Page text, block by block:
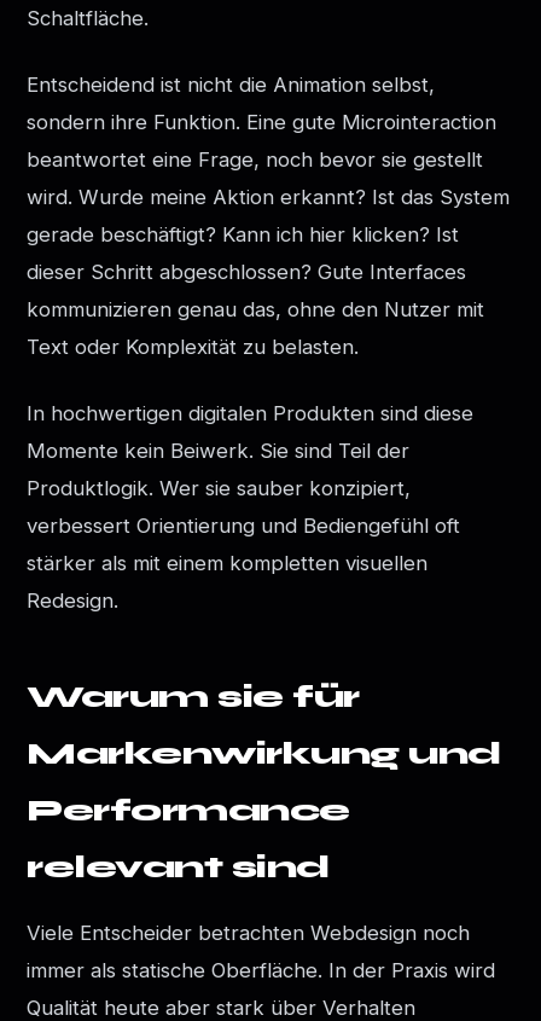
Schaltfläche.
Entscheidend ist nicht die Animation selbst,
sondern ihre Funktion. Eine gute Microinteraction
beantwortet eine Frage, noch bevor sie gestellt
wird. Wurde meine Aktion erkannt? Ist das System
gerade beschäftigt? Kann ich hier klicken? Ist
dieser Schritt abgeschlossen? Gute Interfaces
kommunizieren genau das, ohne den Nutzer mit
Text oder Komplexität zu belasten.
In hochwertigen digitalen Produkten sind diese
Momente kein Beiwerk. Sie sind Teil der
Produktlogik. Wer sie sauber konzipiert,
verbessert Orientierung und Bediengefühl oft
stärker als mit einem kompletten visuellen
Redesign.
Warum sie für
Markenwirkung und
Performance
relevant sind
Viele Entscheider betrachten Webdesign noch
immer als statische Oberfläche. In der Praxis wird
Qualität heute aber stark über Verhalten